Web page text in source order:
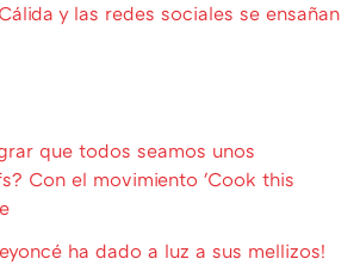
y las redes sociales se ensañan
que todos seamos unos
Con el movimiento 'Cook this
ha dado a luz a sus mellizos!